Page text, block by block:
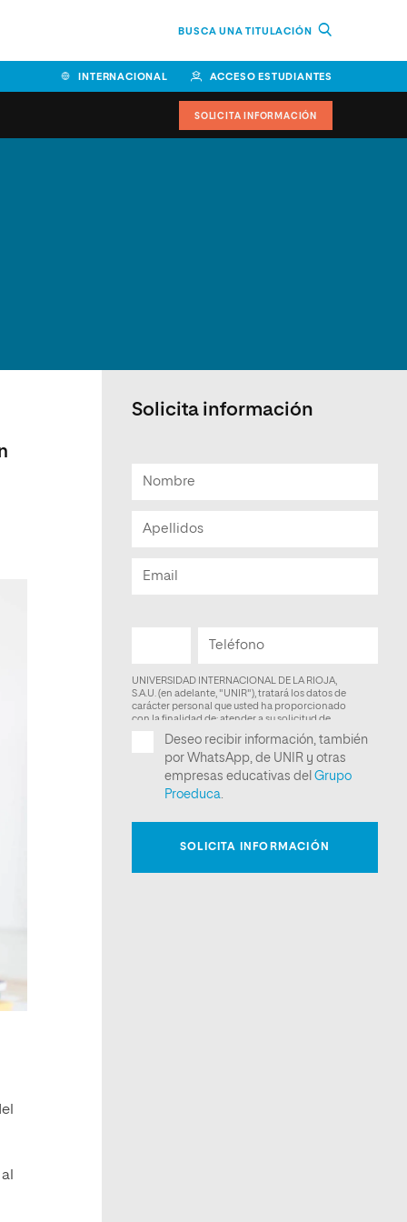
BUSCA UNA TITULACIÓN
INTERNACIONAL ACCESO ESTUDIANTES
SOLICITA INFORMACIÓN
Solicita información